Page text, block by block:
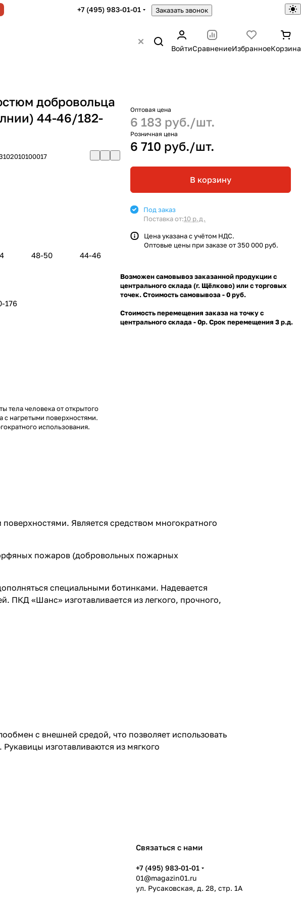
+7 (495) 983-01-01 Заказать звонок
ВойтиСравнениеИзбранноеКорзина
добровольца
44-46/182-
48-50 44-46
176
тела человека от открытого
с нагретыми поверхностями.
использования.
Оптовая цена
6 183 руб./шт.
Розничная цена
6 710 руб./шт.
В корзину
Под заказ
Поставка от:10 р.д.
Цена указана с учётом НДС.
Оптовые цены при заказе от 350 000 руб.
Возможен самовывоз заказанной продукции с
центрального склада (г. Щёлково) или с торговых
точек. Стоимость самовывоза - 0 руб.
Стоимость перемещения заказа на точку с
центрального склада - 0р. Срок перемещения 3 р.д.
Является средством многократного
пожаров (добровольных пожарных
специальными ботинками. Надевается
ПКД «Шанс» изготавливается из легкого, прочного,
с внешней средой, что позволяет использовать
изготавливаются из мягкого
Связаться с нами
+7 (495) 983-01-01
01@magazin01.ru
ул. Русаковская, д. 28, стр. 1А